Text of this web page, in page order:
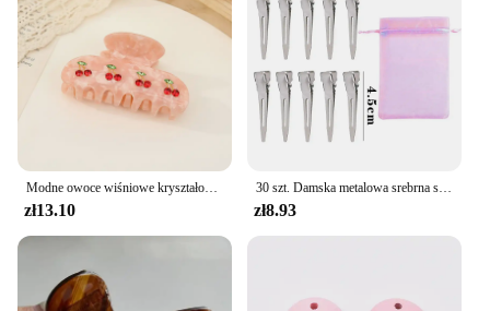
zł13.10
30 szt. Damska metalowa srebrna spinka do włosów odzież na co dzień do włosów na ulicy, spinka do włosów profesjonalna spinka do włosów w salonie damskim
zł8.93